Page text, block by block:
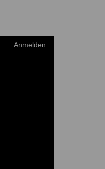
Anmelden